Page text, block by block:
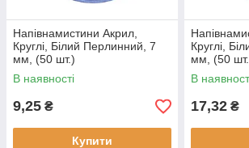
Напівнамистини Акрил,
Круглі, Білий Перлинний, 7
мм, (50 шт.)
В наявності
9,25 ₴
Купити
Круглі,
мм, (50
В
17,32 ₴